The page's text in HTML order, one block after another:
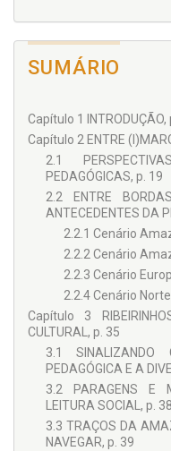
SUMÁRIO
Capítulo 1 INTRODUÇÃO,
Capítulo 2 ENTRE
2.1
PEDAGÓGICAS, p. 19
2.2 ENTRE
ANTECEDENTES DA
2.2.1 Cenário
2.2.2 Cenário
2.2.3 Cenário
2.2.4 Cenário
Capítulo 3
CULTURAL, p. 35
3.1 SINALIZANDO
PEDAGÓGICA E A
3.2 PARAGENS E
LEITURA SOCIAL, p. 38
3.3 TRAÇOS DA
NAVEGAR, p. 39